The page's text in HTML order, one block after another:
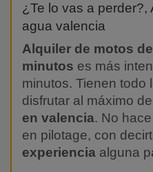
¿Te lo vas a perder?,
agua valencia
Alquiler de motos
minutos es más
minutos. Tienen todo
disfrutar al máximo
en valencia. No
en pilotage, con
experiencia alguna